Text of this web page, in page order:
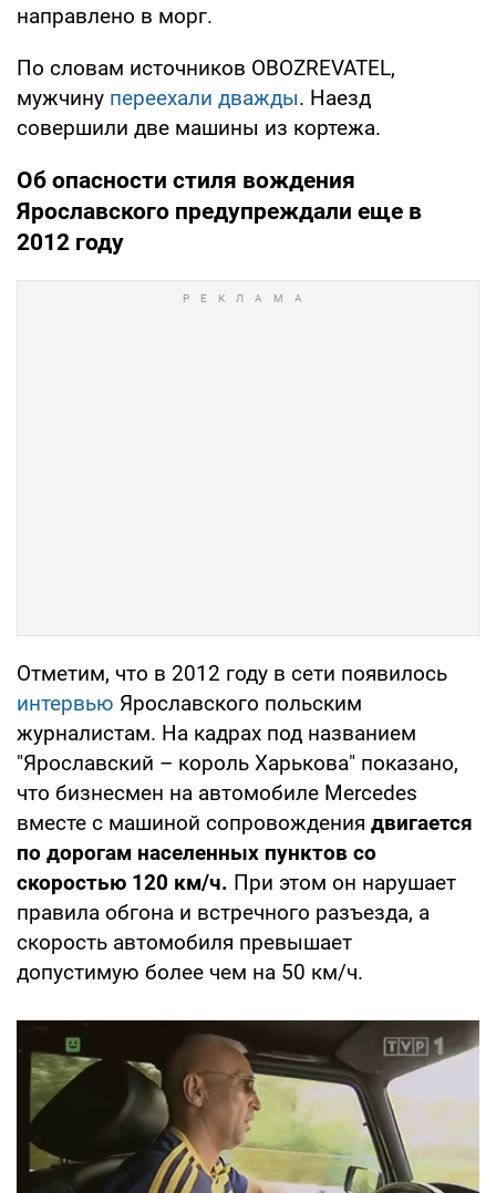
направлено в морг.
По словам источников OBOZREVATEL,
мужчину переехали дважды. Наезд
совершили две машины из кортежа.
Об опасности стиля вождения
Ярославского предупреждали еще в
2012 году
Отметим, что в 2012 году в сети появилось
интервью Ярославского польским
журналистам. На кадрах под названием
"Ярославский – король Харькова" показано,
что бизнесмен на автомобиле Mercedes
вместе с машиной сопровождения двигается
по дорогам населенных пунктов со
скоростью 120 км/ч. При этом он нарушает
правила обгона и встречного разъезда, а
скорость автомобиля превышает
допустимую более чем на 50 км/ч.